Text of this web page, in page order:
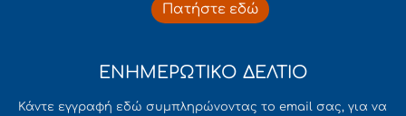
Πατήστε εδώ
ΕΝΗΜΕΡΩΤΙΚΟ ΔΕΛΤΙΟ
Κάντε εγγραφή εδώ συμπληρώνοντας το email σας, για να